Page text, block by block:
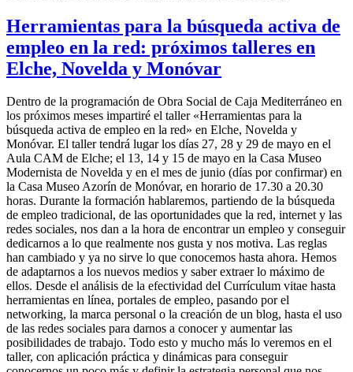
Herramientas para la búsqueda activa de
empleo en la red: próximos talleres en
Elche, Novelda y Monóvar
Dentro de la programación de Obra Social de Caja Mediterráneo en
los próximos meses impartiré el taller «Herramientas para la
búsqueda activa de empleo en la red» en Elche, Novelda y
Monóvar. El taller tendrá lugar los días 27, 28 y 29 de mayo en el
Aula CAM de Elche; el 13, 14 y 15 de mayo en la Casa Museo
Modernista de Novelda y en el mes de junio (días por confirmar) en
la Casa Museo Azorín de Monóvar, en horario de 17.30 a 20.30
horas. Durante la formación hablaremos, partiendo de la búsqueda
de empleo tradicional, de las oportunidades que la red, internet y las
redes sociales, nos dan a la hora de encontrar un empleo y conseguir
dedicarnos a lo que realmente nos gusta y nos motiva. Las reglas
han cambiado y ya no sirve lo que conocemos hasta ahora. Hemos
de adaptarnos a los nuevos medios y saber extraer lo máximo de
ellos. Desde el análisis de la efectividad del Currículum vitae hasta
herramientas en línea, portales de empleo, pasando por el
networking, la marca personal o la creación de un blog, hasta el uso
de las redes sociales para darnos a conocer y aumentar las
posibilidades de trabajo. Todo esto y mucho más lo veremos en el
taller, con aplicación práctica y dinámicas para conseguir